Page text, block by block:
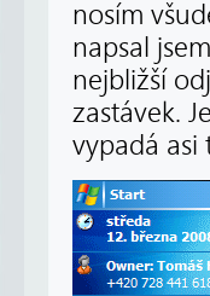
nosím
napsal
nejbližší
zastávek.
vypadá asi